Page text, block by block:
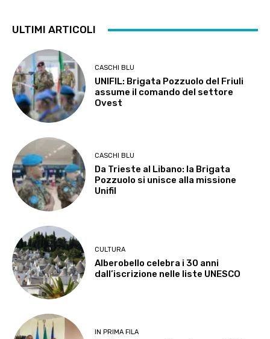
ULTIMI ARTICOLI
CASCHI BLU
UNIFIL: Brigata Pozzuolo del Friuli
assume il comando del settore
Ovest
CASCHI BLU
Da Trieste al Libano: la Brigata
Pozzuolo si unisce alla missione
Unifil
CULTURA
Alberobello celebra i 30 anni
dall’iscrizione nelle liste UNESCO
IN PRIMA FILA